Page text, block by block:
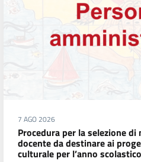
7 AGO 2026
Procedura per la selezione
docente da destinare ai
culturale per l’anno